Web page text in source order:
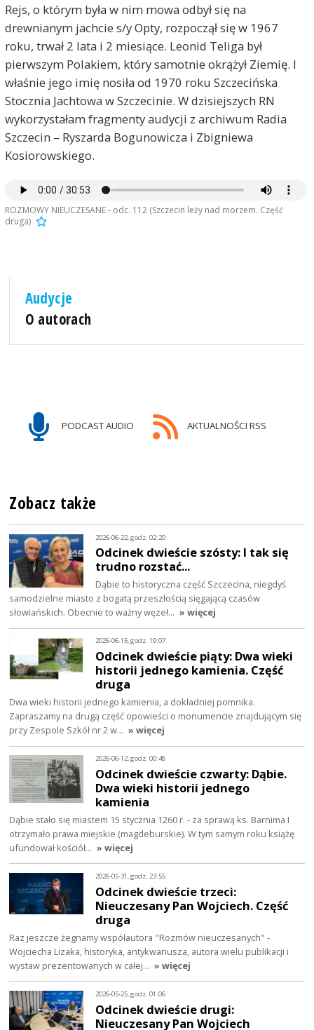
Rejs, o którym była w nim mowa odbył się na
drewnianym jachcie s/y Opty, rozpoczął się w 1967
roku, trwał 2 lata i 2 miesiące. Leonid Teliga był
pierwszym Polakiem, który samotnie okrążył Ziemię. I
właśnie jego imię nosiła od 1970 roku Szczecińska
Stocznia Jachtowa w Szczecinie. W dzisiejszych RN
wykorzystałam fragmenty audycji z archiwum Radia
Szczecin – Ryszarda Bogunowicza i Zbigniewa
Kosiorowskiego.
ROZMOWY NIEUCZESANE - odc. 112 (Szczecin leży nad morzem. Część
druga)
Audycje
O autorach
PODCAST AUDIO AKTUALNOŚCI RSS
Zobacz także
2026-06-22, godz. 02:20
Odcinek dwieście szósty: I tak się
trudno rozstać...
Dąbie to historyczna część Szczecina, niegdyś
samodzielne miasto z bogatą przeszłością sięgającą czasów
słowiańskich. Obecnie to ważny węzeł… » więcej
2026-06-15, godz. 19:07
Odcinek dwieście piąty: Dwa wieki
historii jednego kamienia. Część
druga
Dwa wieki historii jednego kamienia, a dokładniej pomnika.
Zapraszamy na drugą część opowieści o monumencie znajdującym się
przy Zespole Szkół nr 2 w… » więcej
2026-06-12, godz. 00:48
Odcinek dwieście czwarty: Dąbie.
Dwa wieki historii jednego
kamienia
Dąbie stało się miastem 15 stycznia 1260 r. - za sprawą ks. Barnima I
otrzymało prawa miejskie (magdeburskie). W tym samym roku książę
ufundował kościół… » więcej
2026-05-31, godz. 23:55
Odcinek dwieście trzeci:
Nieuczesany Pan Wojciech. Część
druga
Raz jeszcze żegnamy współautora "Rozmów nieuczesanych" -
Wojciecha Lizaka, historyka, antykwariusza, autora wielu publikacji i
wystaw prezentowanych w całej… » więcej
2026-05-25, godz. 01:06
Odcinek dwieście drugi:
Nieuczesany Pan Wojciech